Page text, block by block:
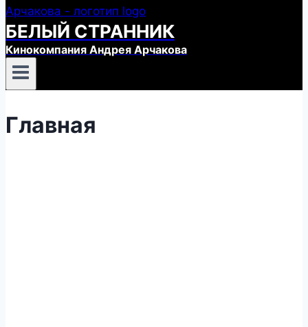
БЕЛЫЙ СТРАННИК
Кинокомпания Андрея Арчакова
Главная